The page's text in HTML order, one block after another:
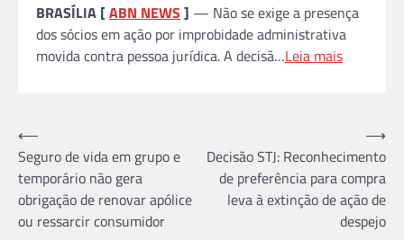
BRASÍLIA [ABN NEWS ] — Não se exige a presença
dos sócios em ação por improbidade administrativa
movida contra pessoa jurídica. A decisã…Leia mais
Navegação
de
Post
⟵
Seguro de vida em grupo e
temporário não gera
obrigação de renovar apólice
ou ressarcir consumidor
Decisão STJ: Reconhecimento
de preferência para compra
leva à extinção de ação de
despejo
⟶